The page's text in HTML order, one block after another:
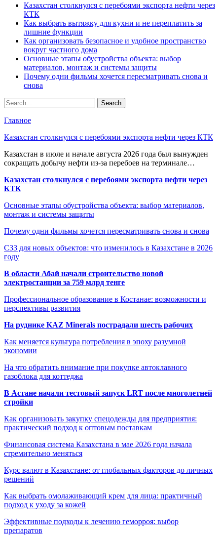
Казахстан столкнулся с перебоями экспорта нефти через
КТК
Как выбрать вытяжку для кухни и не переплатить за
лишние функции
Как организовать безопасное и удобное пространство
вокруг частного дома
Основные этапы обустройства объекта: выбор
материалов, монтаж и системы защиты
Почему одни фильмы хочется пересматривать снова и
снова
Главное
Казахстан столкнулся с перебоями экспорта нефти через КТК
Казахстан в июле и начале августа 2026 года был вынужден
сокращать добычу нефти из-за перебоев на терминале…
Казахстан столкнулся с перебоями экспорта нефти через
КТК
Основные этапы обустройства объекта: выбор материалов,
монтаж и системы защиты
Почему одни фильмы хочется пересматривать снова и снова
СЗЗ для новых объектов: что изменилось в Казахстане в 2026
году
В области Абай начали строительство новой
электростанции за 759 млрд тенге
Профессиональное образование в Костанае: возможности и
перспективы развития
На руднике KAZ Minerals пострадали шесть рабочих
Как меняется культура потребления в эпоху разумной
экономии
На что обратить внимание при покупке автоклавного
газоблока для коттеджа
В Астане начали тестовый запуск LRT после многолетней
стройки
Как организовать закупку спецодежды для предприятия:
практический подход к оптовым поставкам
Финансовая система Казахстана в мае 2026 года начала
стремительно меняться
Курс валют в Казахстане: от глобальных факторов до личных
решений
Как выбрать омолаживающий крем для лица: практичный
подход к уходу за кожей
Эффективные подходы к лечению геморроя: выбор
препаратов